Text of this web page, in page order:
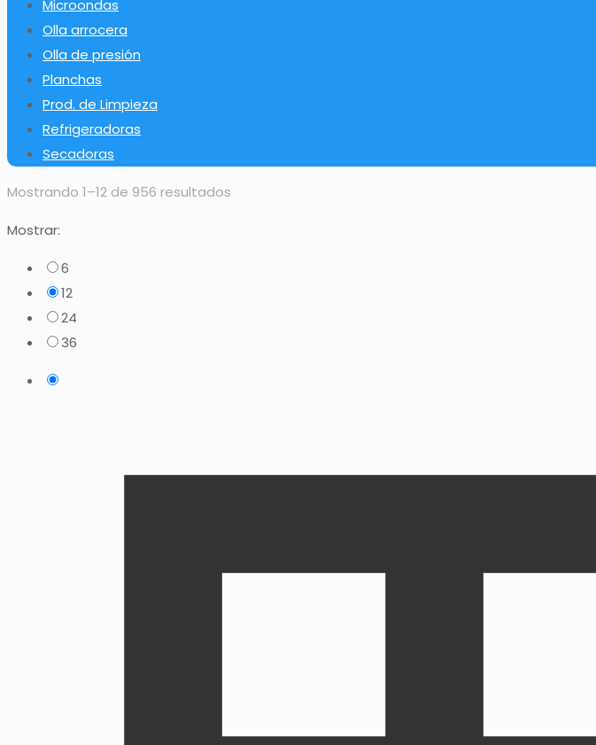
Microondas
Olla arrocera
Olla de presión
Planchas
Prod. de Limpieza
Refrigeradoras
Secadoras
Mostrando 1–12 de 956 resultados
Mostrar:
6
12
24
36